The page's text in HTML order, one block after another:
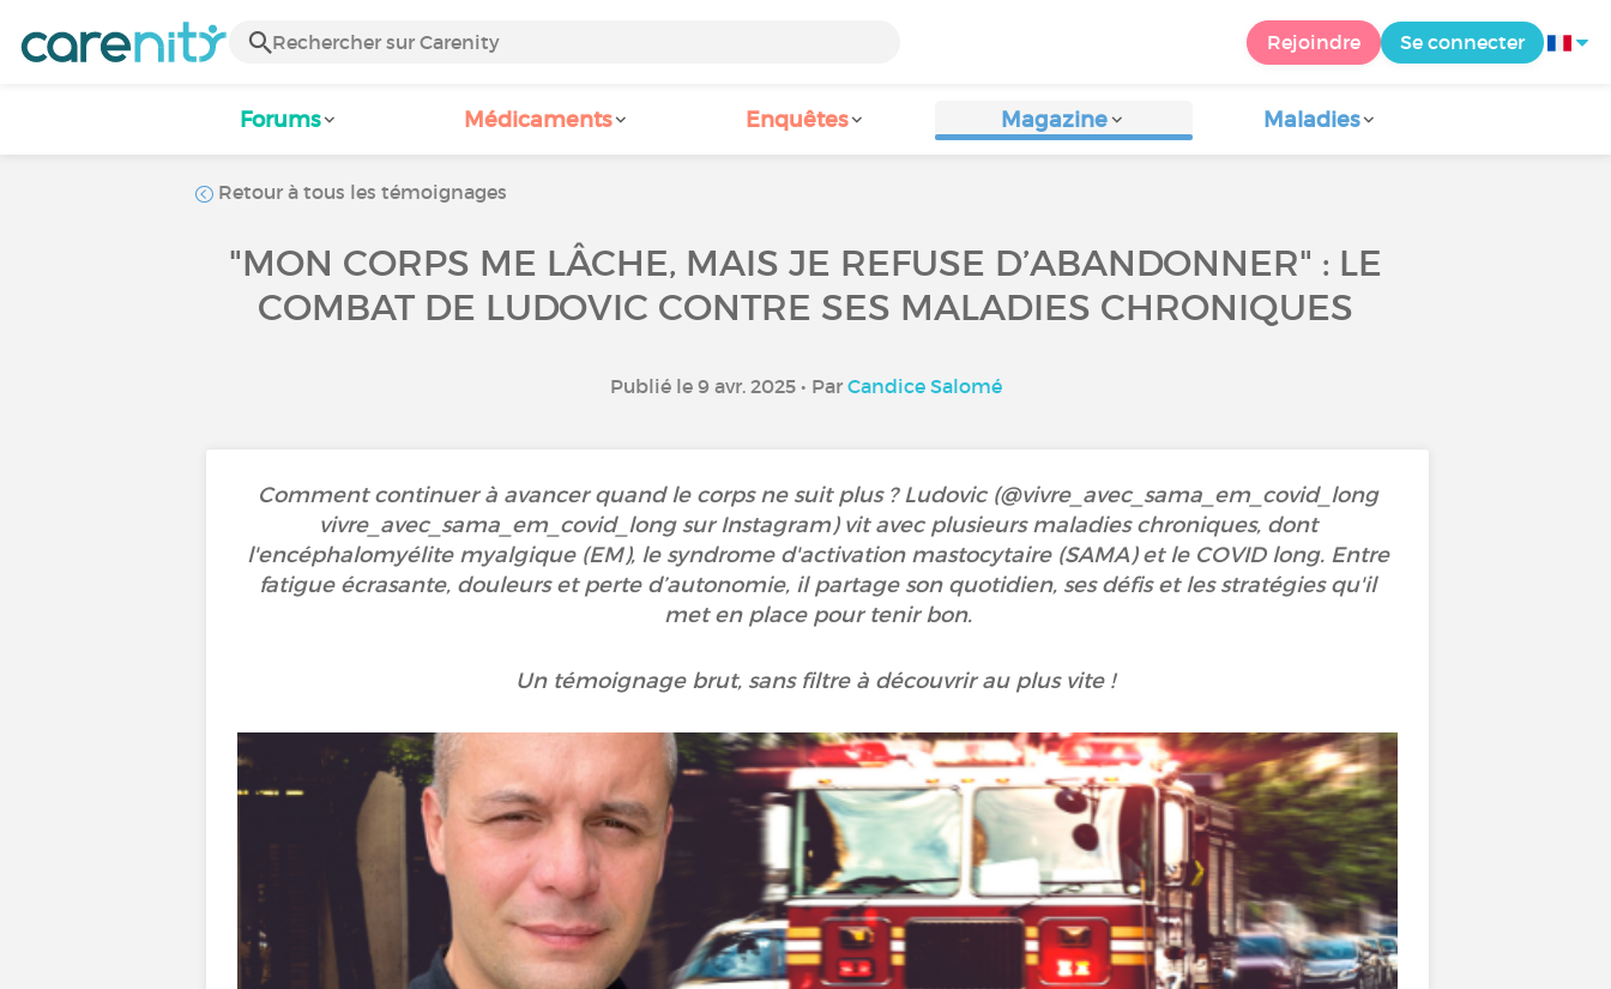
Rejoindre Se connecter
Forums Médicaments Enquêtes Magazine Maladies
Retour à tous les témoignages
"MON CORPS ME LÂCHE, MAIS JE REFUSE D’ABANDONNER" : LE
COMBAT DE LUDOVIC CONTRE SES MALADIES CHRONIQUES
Publié le 9 avr. 2025 • Par Candice Salomé
Comment continuer à avancer quand le corps ne suit plus ? Ludovic (@vivre_avec_sama_em_covid_long
vivre_avec_sama_em_covid_long sur Instagram) vit avec plusieurs maladies chroniques, dont
l'encéphalomyélite myalgique (EM), le syndrome d'activation mastocytaire (SAMA) et le COVID long. Entre
fatigue écrasante, douleurs et perte d’autonomie, il partage son quotidien, ses défis et les stratégies qu'il
met en place pour tenir bon.
Un témoignage brut, sans filtre à découvrir au plus vite !